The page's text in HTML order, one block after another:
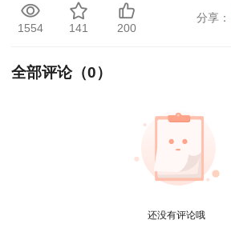
1554 141 200
分享：
全部评论（0）
还没有评论哦